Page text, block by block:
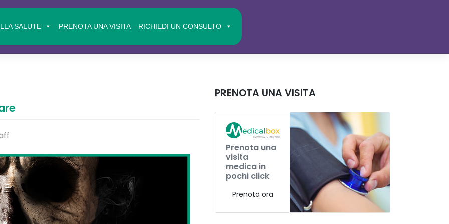
SALUTE PRENOTA UNA VISITA RICHIEDI UN CONSULTO
PRENOTA UNA VISITA
Prenota una
visita
medica in
pochi click
Prenota ora